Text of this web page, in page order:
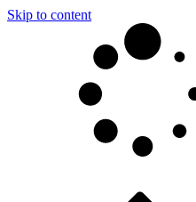
Skip to content